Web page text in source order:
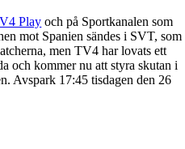
Play och på Sportkanalen som
mot Spanien sändes i SVT, som
men TV4 har lovats ett
och kommer nu att styra skutan i
Avspark 17:45 tisdagen den 26